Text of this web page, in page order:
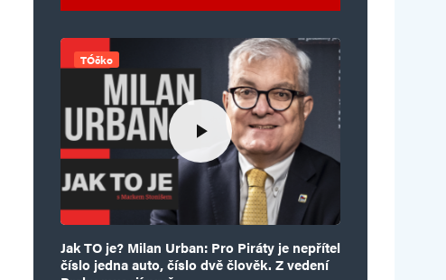
TÓčko
Jak TO je? Milan Urban: Pro Piráty je nepřítel
číslo jedna auto, číslo dvě člověk. Z vedení